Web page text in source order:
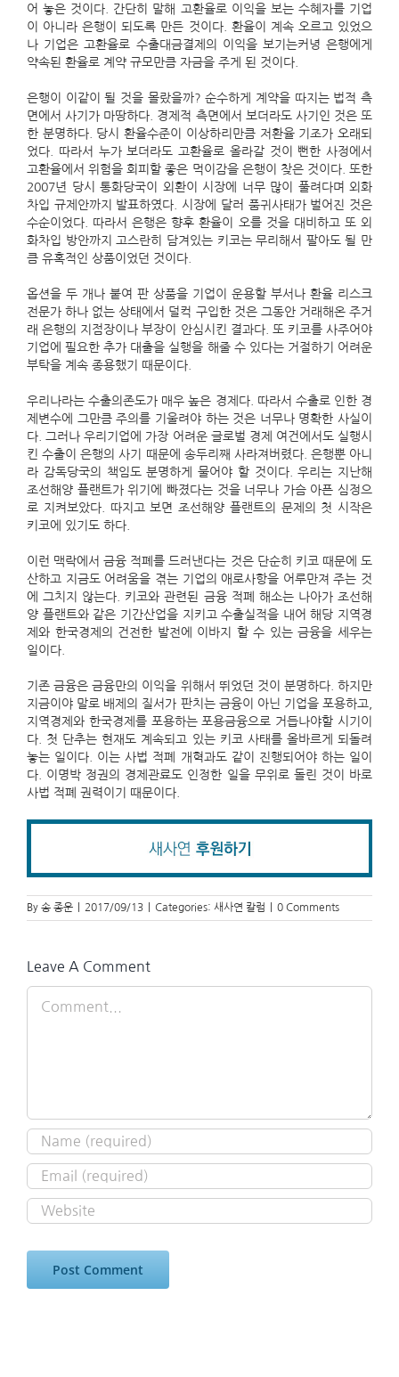
어 놓은 것이다. 간단히 말해 고환율로 이익을 보는 수혜자를 기업
이 아니라 은행이 되도록 만든 것이다. 환율이 계속 오르고 있었으
나 기업은 고환율로 수출대금결제의 이익을 보기는커녕 은행에게
약속된 환율로 계약 규모만큼 자금을 주게 된 것이다.
은행이 이같이 될 것을 몰랐을까? 순수하게 계약을 따지는 법적 측
면에서 사기가 마땅하다. 경제적 측면에서 보더라도 사기인 것은 또
한 분명하다. 당시 환율수준이 이상하리만큼 저환율 기조가 오래되
었다. 따라서 누가 보더라도 고환율로 올라갈 것이 뻔한 사정에서
고환율에서 위험을 회피할 좋은 먹이감을 은행이 찾은 것이다. 또한
2007년 당시 통화당국이 외환이 시장에 너무 많이 풀려다며 외화
차입 규제안까지 발표하였다. 시장에 달러 품귀사태가 벌어진 것은
수순이었다. 따라서 은행은 향후 환율이 오를 것을 대비하고 또 외
화차입 방안까지 고스란히 담겨있는 키코는 무리해서 팔아도 될 만
큼 유혹적인 상품이었던 것이다.
옵션을 두 개나 붙여 판 상품을 기업이 운용할 부서나 환율 리스크
전문가 하나 없는 상태에서 덜컥 구입한 것은 그동안 거래해온 주거
래 은행의 지점장이나 부장이 안심시킨 결과다. 또 키코를 사주어야
기업에 필요한 추가 대출을 실행을 해줄 수 있다는 거절하기 어려운
부탁을 계속 종용했기 때문이다.
우리나라는 수출의존도가 매우 높은 경제다. 따라서 수출로 인한 경
제변수에 그만큼 주의를 기울려야 하는 것은 너무나 명확한 사실이
다. 그러나 우리기업에 가장 어려운 글로벌 경제 여건에서도 실행시
킨 수출이 은행의 사기 때문에 송두리째 사라져버렸다. 은행뿐 아니
라 감독당국의 책임도 분명하게 물어야 할 것이다. 우리는 지난해
조선해양 플랜트가 위기에 빠졌다는 것을 너무나 가슴 아픈 심정으
로 지켜보았다. 따지고 보면 조선해양 플랜트의 문제의 첫 시작은
키코에 있기도 하다.
이런 맥락에서 금융 적폐를 드러낸다는 것은 단순히 키코 때문에 도
산하고 지금도 어려움을 겪는 기업의 애로사항을 어루만져 주는 것
에 그치지 않는다. 키코와 관련된 금융 적폐 해소는 나아가 조선해
양 플랜트와 같은 기간산업을 지키고 수출실적을 내어 해당 지역경
제와 한국경제의 건전한 발전에 이바지 할 수 있는 금융을 세우는
일이다.
기존 금융은 금융만의 이익을 위해서 뛰었던 것이 분명하다. 하지만
지금이야 말로 배제의 질서가 판치는 금융이 아닌 기업을 포용하고,
지역경제와 한국경제를 포용하는 포용금융으로 거듭나야할 시기이
다. 첫 단추는 현재도 계속되고 있는 키코 사태를 올바르게 되돌려
놓는 일이다. 이는 사법 적폐 개혁과도 같이 진행되어야 하는 일이
다. 이명박 정권의 경제관료도 인정한 일을 무위로 돌린 것이 바로
사법 적폐 권력이기 때문이다.
By 송 종운 2017/09/13 Categories: 새사연 칼럼 0 Comments
Leave A Comment